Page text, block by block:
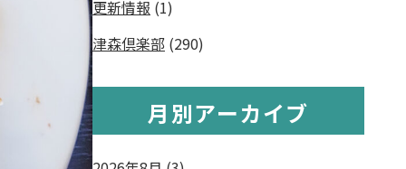
更新情報 (1)
津森倶楽部 (290)
月別アーカイブ